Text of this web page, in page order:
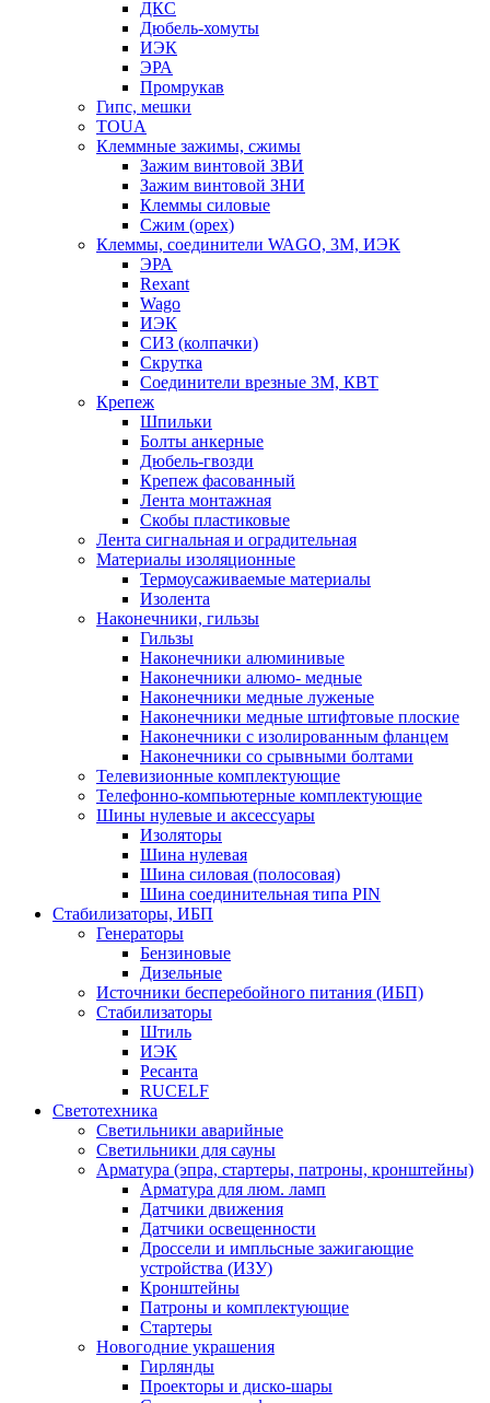
ДКС
Дюбель-хомуты
ИЭК
ЭРА
Промрукав
Гипс, мешки
TOUA
Клеммные зажимы, сжимы
Зажим винтовой ЗВИ
Зажим винтовой ЗНИ
Клеммы силовые
Сжим (орех)
Клеммы, соединители WAGO, 3M, ИЭК
ЭРА
Rexant
Wago
ИЭК
СИЗ (колпачки)
Скрутка
Соединители врезные 3M, КВТ
Крепеж
Шпильки
Болты анкерные
Дюбель-гвозди
Крепеж фасованный
Лента монтажная
Скобы пластиковые
Лента сигнальная и оградительная
Материалы изоляционные
Термоусаживаемые матeриалы
Изолента
Наконечники, гильзы
Гильзы
Наконечники алюминивые
Наконечники алюмо- медные
Наконечники медные луженые
Наконечники медные штифтовые плоские
Наконечники с изолированным фланцем
Наконечники со срывными болтами
Телевизионные комплектующие
Телефонно-компьютерные комплектующие
Шины нулевые и аксессуары
Изоляторы
Шина нулевая
Шина силовая (полосовая)
Шина соединительная типа PIN
Стабилизаторы, ИБП
Генераторы
Бензиновые
Дизельные
Источники бесперебойного питания (ИБП)
Стабилизаторы
Штиль
ИЭК
Ресанта
RUCELF
Светотехника
Светильники аварийные
Светильники для сауны
Арматура (эпра, стартеры, патроны, кронштейны)
Арматура для люм. ламп
Датчики движения
Датчики освещенности
Дроссели и импльсные зажигающие
устройства (ИЗУ)
Кронштейны
Патроны и комплектующие
Стартеры
Новогодние украшения
Гирлянды
Проекторы и диско-шары